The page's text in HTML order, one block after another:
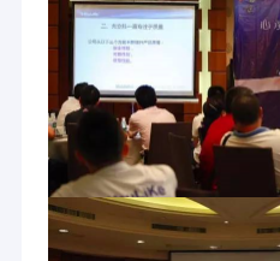
Compagnie renforcée
Société de mère : Chengdu
Cie., Ltd
Centre de production #1 :
Zhongshan Keke
Centre de production #2 :
Shandong Dongke
Centre de production #3 :
électrique intelligente, Ltd
Vente domestique : Chengdu
Cie., Ltd de Keke
Marketing à l'export : Chengdu